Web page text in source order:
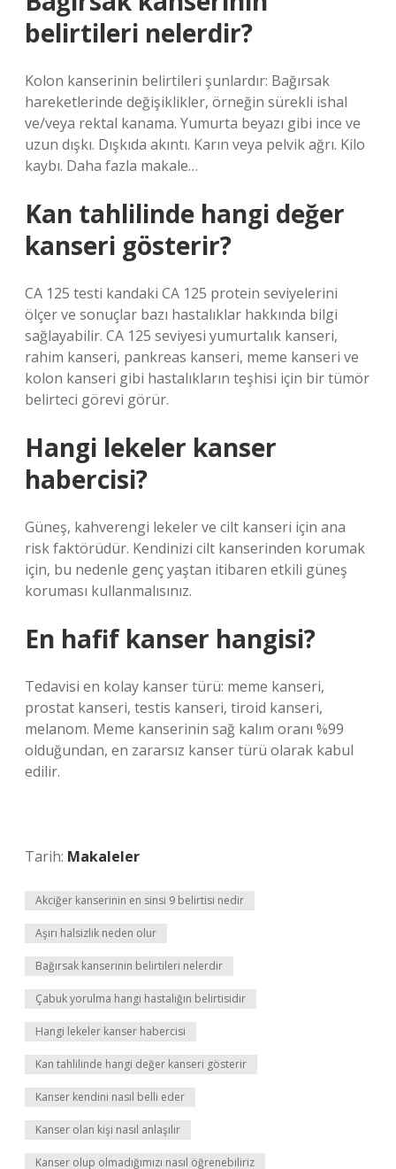
belirtileri nelerdir?
Kolon kanserinin belirtileri şunlardır: Bağırsak
hareketlerinde değişiklikler, örneğin sürekli ishal
ve/veya rektal kanama. Yumurta beyazı gibi ince ve
uzun dışkı. Dışkıda akıntı. Karın veya pelvik ağrı. Kilo
kaybı. Daha fazla makale…
Kan tahlilinde hangi değer
kanseri gösterir?
CA 125 testi kandaki CA 125 protein seviyelerini
ölçer ve sonuçlar bazı hastalıklar hakkında bilgi
sağlayabilir. CA 125 seviyesi yumurtalık kanseri,
rahim kanseri, pankreas kanseri, meme kanseri ve
kolon kanseri gibi hastalıkların teşhisi için bir tümör
belirteci görevi görür.
Hangi lekeler kanser
habercisi?
Güneş, kahverengi lekeler ve cilt kanseri için ana
risk faktörüdür. Kendinizi cilt kanserinden korumak
için, bu nedenle genç yaştan itibaren etkili güneş
koruması kullanmalısınız.
En hafif kanser hangisi?
Tedavisi en kolay kanser türü: meme kanseri,
prostat kanseri, testis kanseri, tiroid kanseri,
melanom. Meme kanserinin sağ kalım oranı %99
olduğundan, en zararsız kanser türü olarak kabul
edilir.
Tarih: Makaleler
Akciğer kanserinin en sinsi 9 belirtisi nedir
Aşırı halsizlik neden olur
Bağırsak kanserinin belirtileri nelerdir
Çabuk yorulma hangi hastalığın belirtisidir
Hangi lekeler kanser habercisi
Kan tahlilinde hangi değer kanseri gösterir
Kanser kendini nasıl belli eder
Kanser olan kişi nasıl anlaşılır
Kanser olup olmadığımızı nasıl öğrenebiliriz